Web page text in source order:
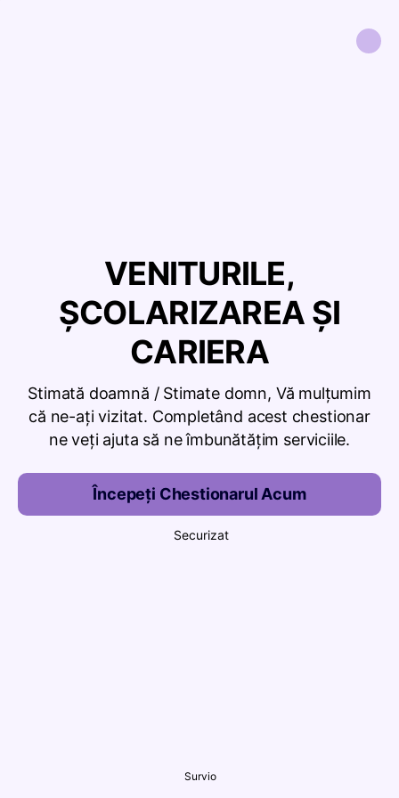
VENITURILE,
ȘCOLARIZAREA ȘI
CARIERA
Stimată doamnă / Stimate domn, Vă mulțumim
că ne-ați vizitat. Completând acest chestionar
ne veți ajuta să ne îmbunătățim serviciile.
Începeți Chestionarul Acum
Securizat
Survio